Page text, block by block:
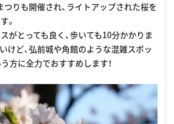
つりも開催され、ライトアップされた桜を
。
がとっても良く、歩いても10分かかりま
けど、弘前城や角館のような混雑スポッ
方に全力でおすすめします！